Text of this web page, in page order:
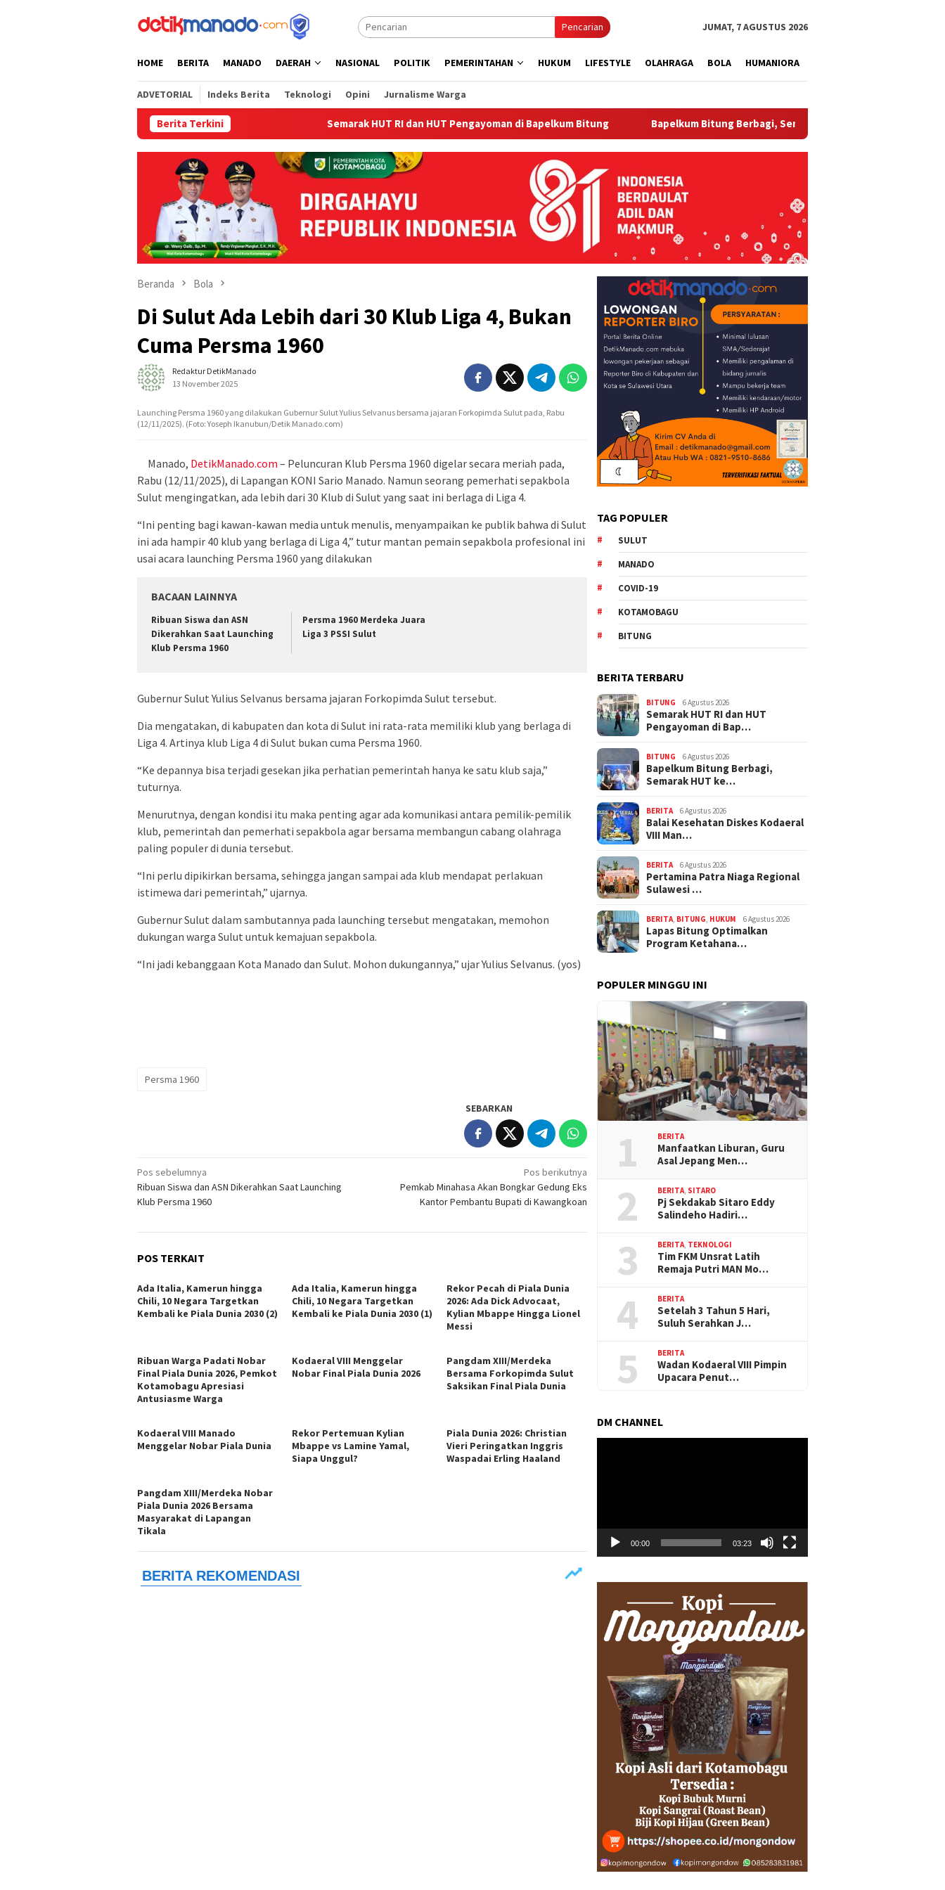
Pencarian JUMAT, 7 AGUSTUS 2026
HOME BERITA MANADO DAERAH NASIONAL POLITIK PEMERINTAHAN HUKUM LIFESTYLE OLAHRAGA BOLA HUMANIORA
ADVETORIAL Indeks Berita Teknologi Opini Jurnalisme Warga
Berita Terkini Semarak HUT RI dan HUT Pengayoman di Bapelkum Bitung ‎Bapelkum Bitung Berbagi, Semarak HUT ke-81 RI dan Hari Pengayoman
Beranda Bola
Di Sulut Ada Lebih dari 30 Klub Liga 4, Bukan
Cuma Persma 1960
Redaktur DetikManado
13 November 2025
Launching Persma 1960 yang dilakukan Gubernur Sulut Yulius Selvanus bersama jajaran Forkopimda Sulut pada, Rabu
(12/11/2025). (Foto: Yoseph Ikanubun/Detik Manado.com)
Manado, DetikManado.com – Peluncuran Klub Persma 1960 digelar secara meriah pada,
Rabu (12/11/2025), di Lapangan KONI Sario Manado. Namun seorang pemerhati sepakbola
Sulut mengingatkan, ada lebih dari 30 Klub di Sulut yang saat ini berlaga di Liga 4.
“Ini penting bagi kawan-kawan media untuk menulis, menyampaikan ke publik bahwa di Sulut
ini ada hampir 40 klub yang berlaga di Liga 4,” tutur mantan pemain sepakbola profesional ini
usai acara launching Persma 1960 yang dilakukan
BACAAN LAINNYA
Ribuan Siswa dan ASN
Dikerahkan Saat Launching
Klub Persma 1960
Persma 1960 Merdeka Juara
Liga 3 PSSI Sulut
Gubernur Sulut Yulius Selvanus bersama jajaran Forkopimda Sulut tersebut.
Dia mengatakan, di kabupaten dan kota di Sulut ini rata-rata memiliki klub yang berlaga di
Liga 4. Artinya klub Liga 4 di Sulut bukan cuma Persma 1960.
“Ke depannya bisa terjadi gesekan jika perhatian pemerintah hanya ke satu klub saja,”
tuturnya.
Menurutnya, dengan kondisi itu maka penting agar ada komunikasi antara pemilik-pemilik
klub, pemerintah dan pemerhati sepakbola agar bersama membangun cabang olahraga
paling populer di dunia tersebut.
“Ini perlu dipikirkan bersama, sehingga jangan sampai ada klub mendapat perlakuan
istimewa dari pemerintah,” ujarnya.
Gubernur Sulut dalam sambutannya pada launching tersebut mengatakan, memohon
dukungan warga Sulut untuk kemajuan sepakbola.
“Ini jadi kebanggaan Kota Manado dan Sulut. Mohon dukungannya,” ujar Yulius Selvanus. (yos)
Persma 1960
SEBARKAN
Navigasi
pos
Pos sebelumnya
Ribuan Siswa dan ASN Dikerahkan Saat Launching
Klub Persma 1960
Pos berikutnya
Pemkab Minahasa Akan Bongkar Gedung Eks
Kantor Pembantu Bupati di Kawangkoan
POS TERKAIT
Ada Italia, Kamerun hingga
Chili, 10 Negara Targetkan
Kembali ke Piala Dunia 2030 (2)
Ada Italia, Kamerun hingga
Chili, 10 Negara Targetkan
Kembali ke Piala Dunia 2030 (1)
Rekor Pecah di Piala Dunia
2026: Ada Dick Advocaat,
Kylian Mbappe Hingga Lionel
Messi
Ribuan Warga Padati Nobar
Final Piala Dunia 2026, Pemkot
Kotamobagu Apresiasi
Antusiasme Warga
Kodaeral VIII Menggelar
Nobar Final Piala Dunia 2026
Pangdam XIII/Merdeka
Bersama Forkopimda Sulut
Saksikan Final Piala Dunia
Kodaeral VIII Manado
Menggelar Nobar Piala Dunia
Rekor Pertemuan Kylian
Mbappe vs Lamine Yamal,
Siapa Unggul?
Piala Dunia 2026: Christian
Vieri Peringatkan Inggris
Waspadai Erling Haaland
Pangdam XIII/Merdeka Nobar
Piala Dunia 2026 Bersama
Masyarakat di Lapangan
Tikala
TAG POPULER
SULUT
MANADO
COVID-19
KOTAMOBAGU
BITUNG
BERITA TERBARU
BITUNG 6 Agustus 2026
Semarak HUT RI dan HUT
Pengayoman di Bap…
BITUNG 6 Agustus 2026
‎Bapelkum Bitung Berbagi,
Semarak HUT ke…
BERITA 6 Agustus 2026
Balai Kesehatan Diskes Kodaeral
VIII Man…
BERITA 6 Agustus 2026
Pertamina Patra Niaga Regional
Sulawesi …
BERITA, BITUNG, HUKUM 6 Agustus 2026
Lapas Bitung Optimalkan
Program Ketahana…
POPULER MINGGU INI
1 BERITA
Manfaatkan Liburan, Guru
Asal Jepang Men…
2 BERITA, SITARO
Pj Sekdakab Sitaro Eddy
Salindeho Hadiri…
3 BERITA, TEKNOLOGI
Tim FKM Unsrat Latih
Remaja Putri MAN Mo…
4 BERITA
Setelah 3 Tahun 5 Hari,
Suluh Serahkan J…
5 BERITA
Wadan Kodaeral VIII Pimpin
Upacara Penut…
DM CHANNEL
00:00 03:23